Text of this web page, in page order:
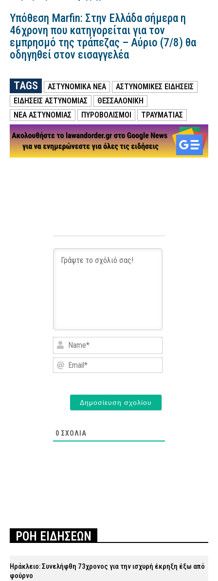
Υπόθεση Marfin: Στην Ελλάδα σήμερα η
46χρονη που κατηγορείται για τον
εμπρησμό της τράπεζας – Αύριο (7/8) θα
οδηγηθεί στον εισαγγελέα
TAGS ΑΣΤΥΝΟΜΙΚΑ ΝΕΑ
ΑΣΤΥΝΟΜΙΚΕΣ ΕΙΔΗΣΕΙΣ
ΕΙΔΗΣΕΙΣ ΑΣΤΥΝΟΜΙΑΣ
ΘΕΣΣΑΛΟΝΙΚΗ
ΝΕΑ ΑΣΤΥΝΟΜΙΑΣ
ΠΥΡΟΒΟΛΙΣΜΟΙ ΤΡΑΥΜΑΤΙΑΣ
Name*
Email*
0 ΣΧΌΛΙΑ
ΡΟΗ ΕΙΔΗΣΕΩΝ
Ηράκλειο: Συνελήφθη 73χρονος για την ισχυρή έκρηξη έξω από
φούρνο